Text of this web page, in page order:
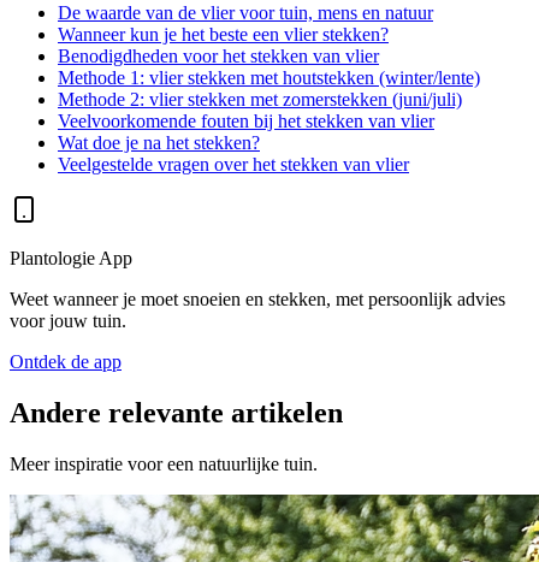
De waarde van de vlier voor tuin, mens en natuur
Wanneer kun je het beste een vlier stekken?
Benodigdheden voor het stekken van vlier
Methode 1: vlier stekken met houtstekken (winter/lente)
Methode 2: vlier stekken met zomerstekken (juni/juli)
Veelvoorkomende fouten bij het stekken van vlier
Wat doe je na het stekken?
Veelgestelde vragen over het stekken van vlier
Plantologie App
Weet wanneer je moet snoeien en stekken, met persoonlijk advies
voor jouw tuin.
Ontdek de app
Andere relevante artikelen
Meer inspiratie voor een natuurlijke tuin.